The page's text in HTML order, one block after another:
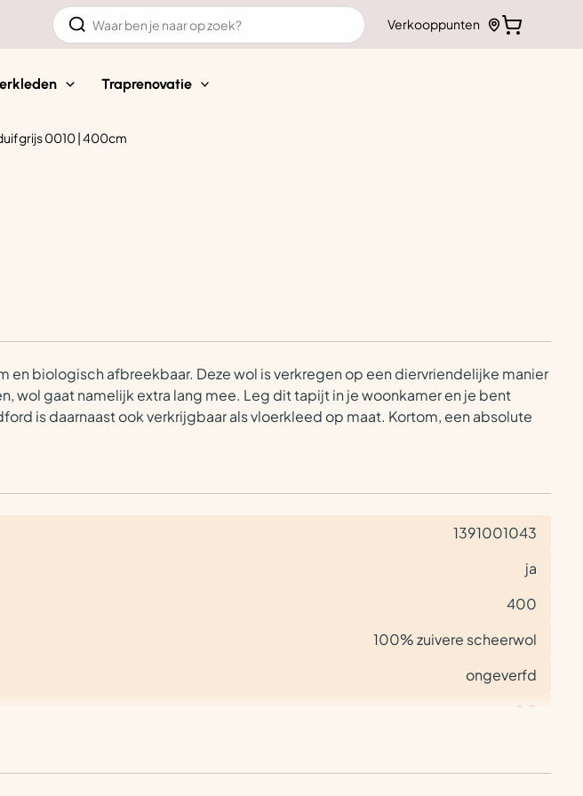
Zoeken
naar:
Verkooppunten
Traprenovatie
0010 | 400cm
en biologisch afbreekbaar. Deze wol is verkregen op een diervriendelijke manier
wol gaat namelijk extra lang mee. Leg dit tapijt in je woonkamer en je bent
is daarnaast ook verkrijgbaar als vloerkleed op maat. Kortom, een absolute
1391001043
ja
400
100% zuivere scheerwol
ongeverfd
8,2